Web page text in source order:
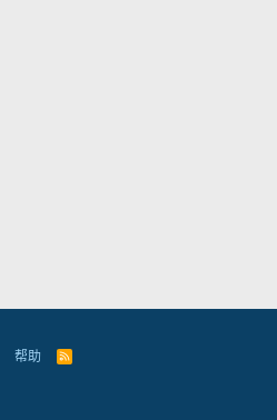
帮助
R